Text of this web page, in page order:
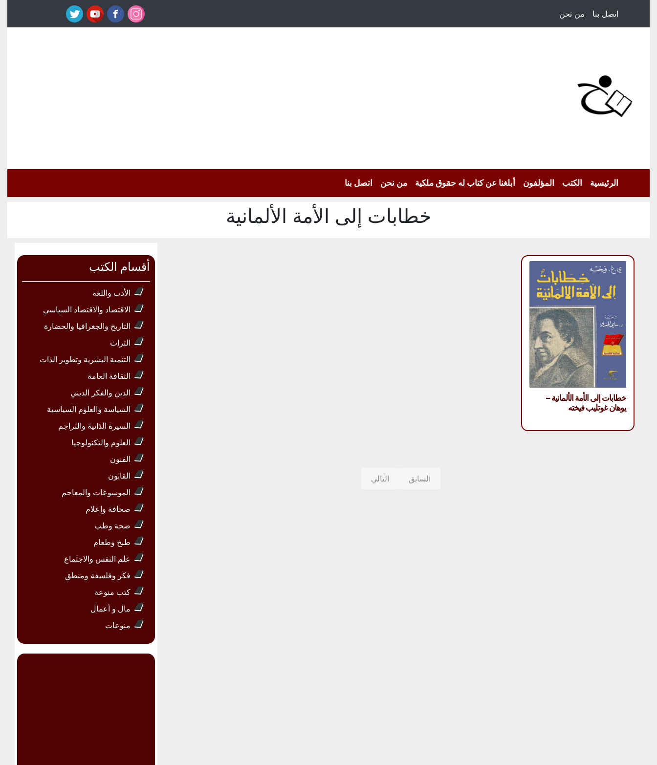
اتصل بنا من نحن
الرئيسية الكتب المؤلفون أبلغنا عن كتاب له حقوق ملكية من نحن اتصل بنا
خطابات إلى الأمة الألمانية
خطابات إلى الأمة الألمانية –
يوهان غوتليب فيخته
السابق التالي
أقسام الكتب
الأدب واللغة
الاقتصاد والاقتصاد السياسي
التاريخ والجغرافيا والحضارة
التراث
التنمية البشرية وتطوير الذات
الثقافة العامة
الدين والفكر الديني
السياسة والعلوم السياسية
السيرة الذاتية والتراجم
العلوم والتكنولوجيا
الفنون
القانون
الموسوعات والمعاجم
صحافة وإعلام
صحة وطب
طبخ وطعام
علم النفس والاجتماع
فكر وفلسفة ومنطق
كتب منوعة
مال و أعمال
منوعات